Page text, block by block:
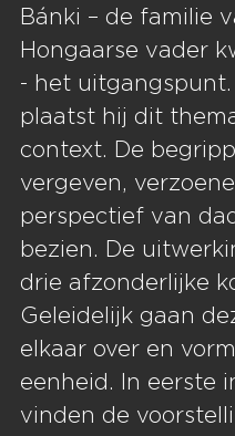
Bánki – de familie
Hongaarse vader
- het
plaatst hij dit
context. De
vergeven,
perspectief van
bezien. De
drie afzonderlijke
Geleidelijk gaan
elkaar over en
eenheid. In eerste
vinden de